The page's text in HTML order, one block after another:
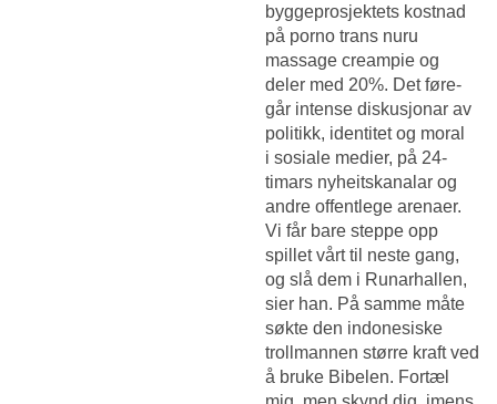
byggeprosjektets kostnad
på porno trans nuru
massage creampie og
deler med 20%. Det føre­
går inten­se dis­ku­sjo­nar av
poli­tikk, iden­ti­tet og moral
i sosia­le medi­er, på 24-
timars nyheits­ka­na­lar og
and­re offent­le­ge are­na­er.
Vi får bare steppe opp
spillet vårt til neste gang,
og slå dem i Runarhallen,
sier han. På samme måte
søkte den indonesiske
trollmannen større kraft ved
å bruke Bibelen. Fortæl